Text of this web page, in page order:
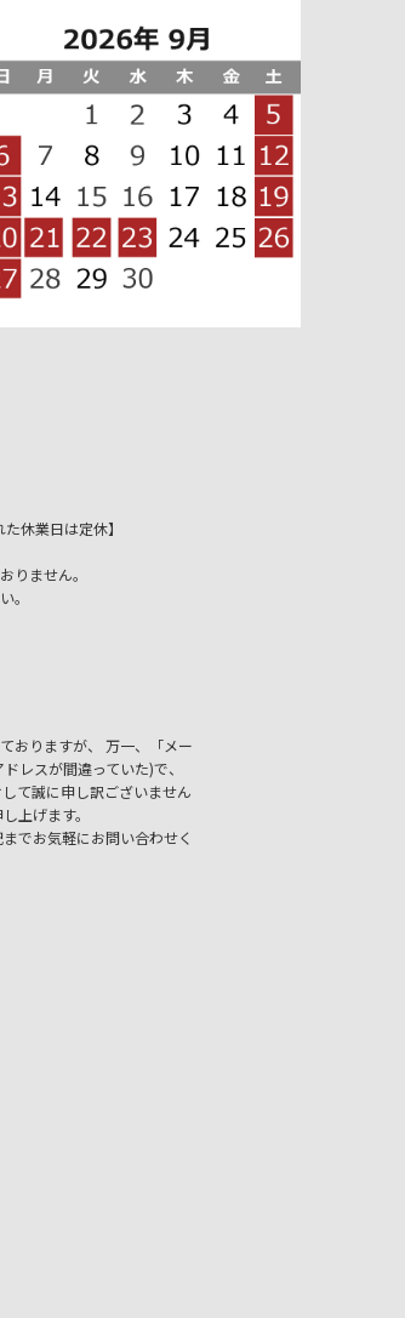
休業日は定休】
りません。
。
おりますが、
万一、「メー
レスが間違っていた)で、
て誠に申し訳ございません
上げます。
までお気軽にお問い合わせく